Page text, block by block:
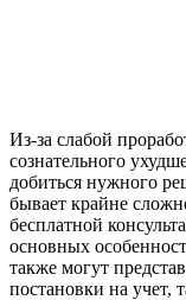
Из-за слабой
сознательного
добиться нужного
бывает крайне
бесплатной
основных
также могут
постановки на учет,